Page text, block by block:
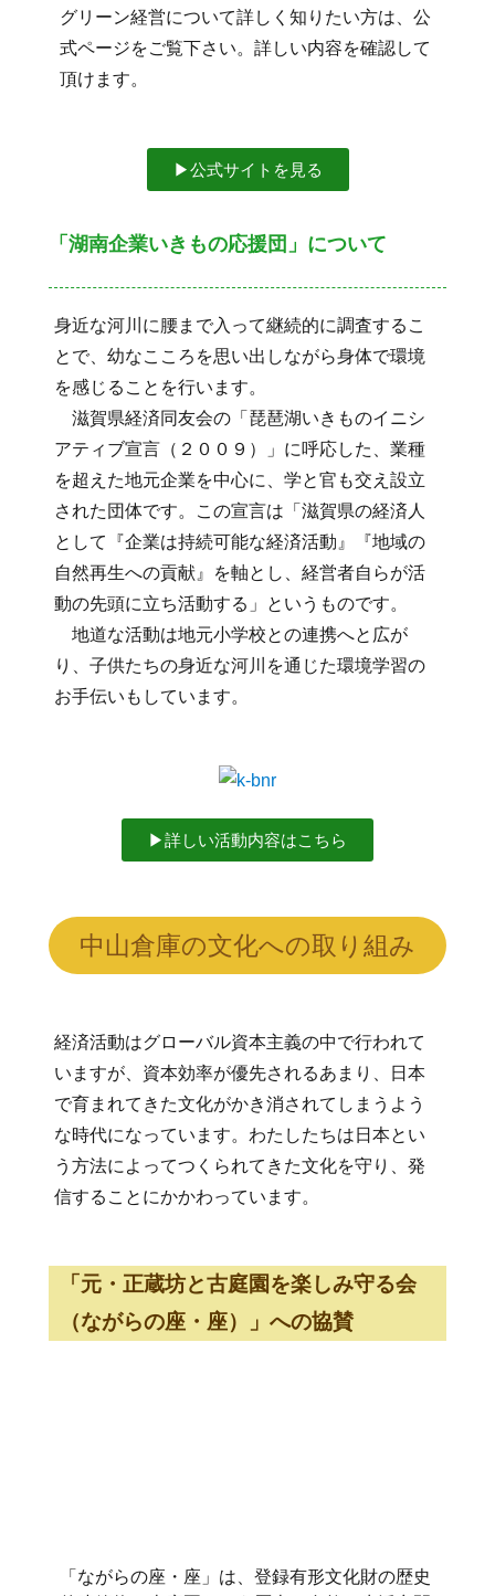
グリーン経営について詳しく知りたい方は、公
式ページをご覧下さい。詳しい内容を確認して
頂けます。
▶︎公式サイトを見る
「湖南企業いきもの応援団」について
身近な河川に腰まで入って継続的に調査するこ
とで、幼なこころを思い出しながら身体で環境
を感じることを行います。
滋賀県経済同友会の「琵琶湖いきものイニシ
アティブ宣言（２００９）」に呼応した、業種
を超えた地元企業を中心に、学と官も交え設立
された団体です。この宣言は「滋賀県の経済人
として『企業は持続可能な経済活動』『地域の
自然再生への貢献』を軸とし、経営者自らが活
動の先頭に立ち活動する」というものです。
地道な活動は地元小学校との連携へと広が
り、子供たちの身近な河川を通じた環境学習の
お手伝いもしています。
▶︎詳しい活動内容はこちら
中山倉庫の文化への取り組み
経済活動はグローバル資本主義の中で行われて
いますが、資本効率が優先されるあまり、日本
で育まれてきた文化がかき消されてしまうよう
な時代になっています。わたしたちは日本とい
う方法によってつくられてきた文化を守り、発
信することにかかわっています。
「元・正蔵坊と古庭園を楽しみ守る会
（ながらの座・座）」への協賛
「ながらの座・座」は、登録有形文化財の歴史